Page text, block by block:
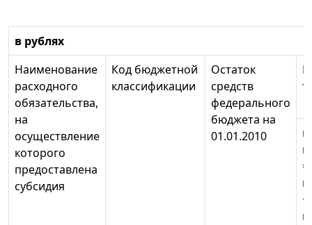
в рублях
Наименование
расходного
обязательства,
на
осуществление
которого
предоставлена
субсидия
Код бюджетной
классификации
Остаток
средств
федерального
бюджета на
01.01.2010
=
+